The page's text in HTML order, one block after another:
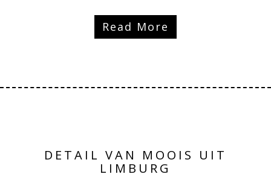
Read More
DETAIL VAN MOOIS UIT
LIMBURG